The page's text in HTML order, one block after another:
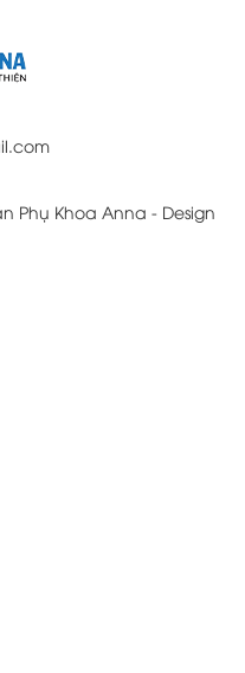
Phụ Khoa Anna - Design